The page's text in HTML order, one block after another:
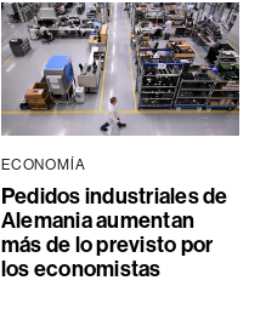
ECONOMÍA
Pedidos industriales de
Alemania aumentan
más de lo previsto por
los economistas